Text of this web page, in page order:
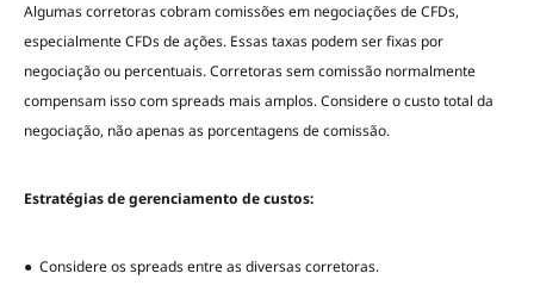
Algumas corretoras cobram comissões em negociações de CFDs,
especialmente CFDs de ações. Essas taxas podem ser fixas por
negociação ou percentuais. Corretoras sem comissão normalmente
compensam isso com spreads mais amplos. Considere o custo total da
negociação, não apenas as porcentagens de comissão.
Estratégias de gerenciamento de custos:
● Considere os spreads entre as diversas corretoras.